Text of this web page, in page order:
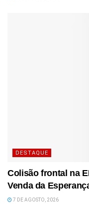
DESTAQUE
Colisão frontal na
Venda da
7 DE AGOSTO, 2026